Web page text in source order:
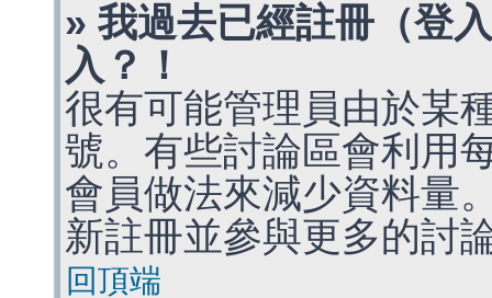
» 我過去已經註冊（登
入？！
很有可能管理員由於某
號。有些討論區會利用
會員做法來減少資料量
新註冊並參與更多的討
回頂端